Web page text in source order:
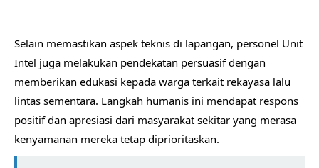
​Selain memastikan aspek teknis di lapangan, personel Unit
Intel juga melakukan pendekatan persuasif dengan
memberikan edukasi kepada warga terkait rekayasa lalu
lintas sementara. Langkah humanis ini mendapat respons
positif dan apresiasi dari masyarakat sekitar yang merasa
kenyamanan mereka tetap diprioritaskan.